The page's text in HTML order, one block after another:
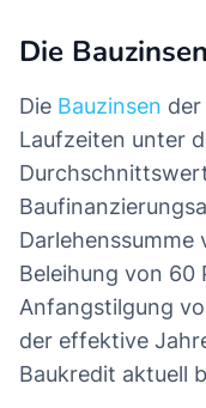
Die Bauzinsen
Die Bauzinsen
Laufzeiten unter
Darlehenssumme
Beleihung von 60
Anfangstilgung
der effektive
Baukredit aktuell